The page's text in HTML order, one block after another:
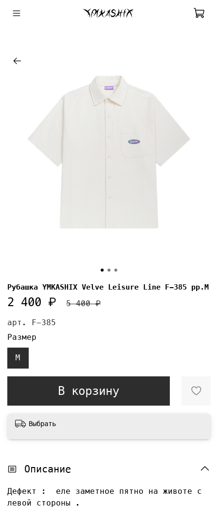
арт. F-385
Рубашка YMKASHIX Velve Leisure Line F-385 pp.M
2 400 ₽ 5 400 ₽
В корзину
Размер
M
Выбрать
Описание
Дефект : еле заметное пятно на животе с
левой стороны .